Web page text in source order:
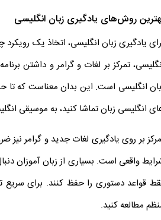
روش‌های یادگیری زبان انگلیسی
یادگیری زبان انگلیسی، اتخاذ یک
تمرکز بر لغات و گرامر و داشتن
انگلیسی است. این بدان معناست که تا
انگلیسی زبان تماشا کنید، به موسیقی
بر روی یادگیری لغات جدید و گرامر
واقعی است. بسیاری از زبان آموزان
قواعد دستوری را حفظ کنند. برای سریع
مطالعه کنید.